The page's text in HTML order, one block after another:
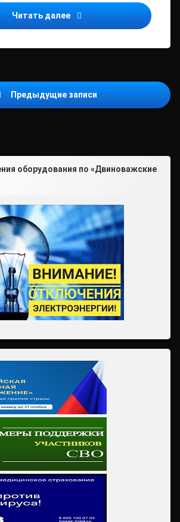
Читать далее Прокуратура
Предыдущие записи
оборудования по «Двиноважские